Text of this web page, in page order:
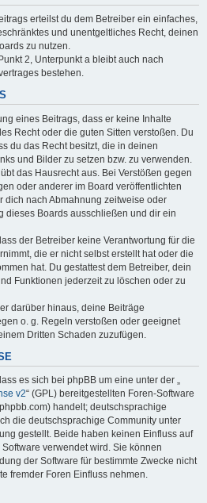
erteilst du dem Betreiber ein einfaches,
und unentgeltliches Recht, deinen
zu nutzen.
2, Unterpunkt a bleibt auch nach
bestehen.
eines Beitrags, dass er keine Inhalte
Recht oder die guten Sitten verstoßen. Du
du das Recht besitzt, die in deinen
und Bilder zu setzen bzw. zu verwenden.
das Hausrecht aus. Bei Verstößen gegen
oder anderer im Board veröffentlichten
dich nach Abmahnung zeitweise oder
dieses Boards ausschließen und dir ein
der Betreiber keine Verantwortung für die
die er nicht selbst erstellt hat oder die
hat. Du gestattest dem Betreiber, dein
Funktionen jederzeit zu löschen oder zu
darüber hinaus, deine Beiträge
o. g. Regeln verstoßen oder geeignet
Dritten Schaden zuzufügen.
es sich bei phpBB um eine unter der „
v2“ (GPL) bereitgestellten Foren-Software
handelt; deutschsprachige
die deutschsprachige Community unter
gestellt. Beide haben keinen Einfluss auf
verwendet wird. Sie können
der Software für bestimmte Zwecke nicht
fremder Foren Einfluss nehmen.